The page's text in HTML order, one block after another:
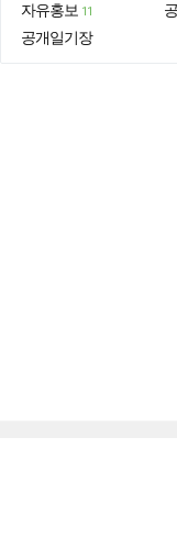
자유홍보 11
공개일기장